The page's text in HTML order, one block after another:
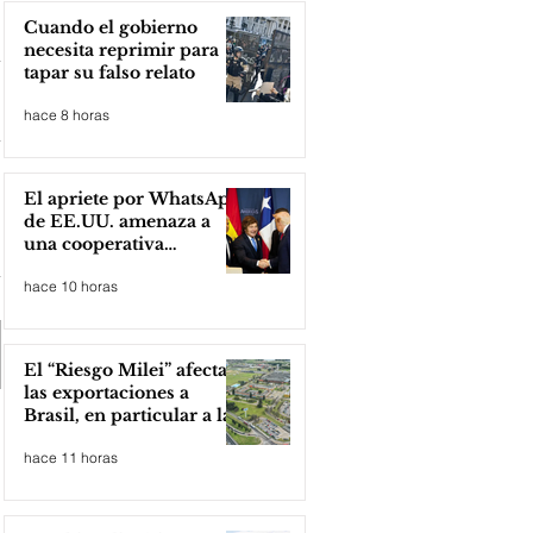
Cuando el gobierno
necesita reprimir para
tapar su falso relato
hace 8 horas
El apriete por WhatsApp
de EE.UU. amenaza a
una cooperativa
argentina para boicotear
a Huawei
hace 10 horas
El “Riesgo Milei” afecta
las exportaciones a
Brasil, en particular a la
industria automotriz de
la provincia
hace 11 horas